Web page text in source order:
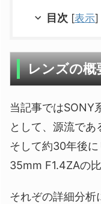
目次 [表示]
レンズの概
当記事ではSONY
として、源流であ
そして約30年後
35mm F1.4ZAの
それぞの詳細分析